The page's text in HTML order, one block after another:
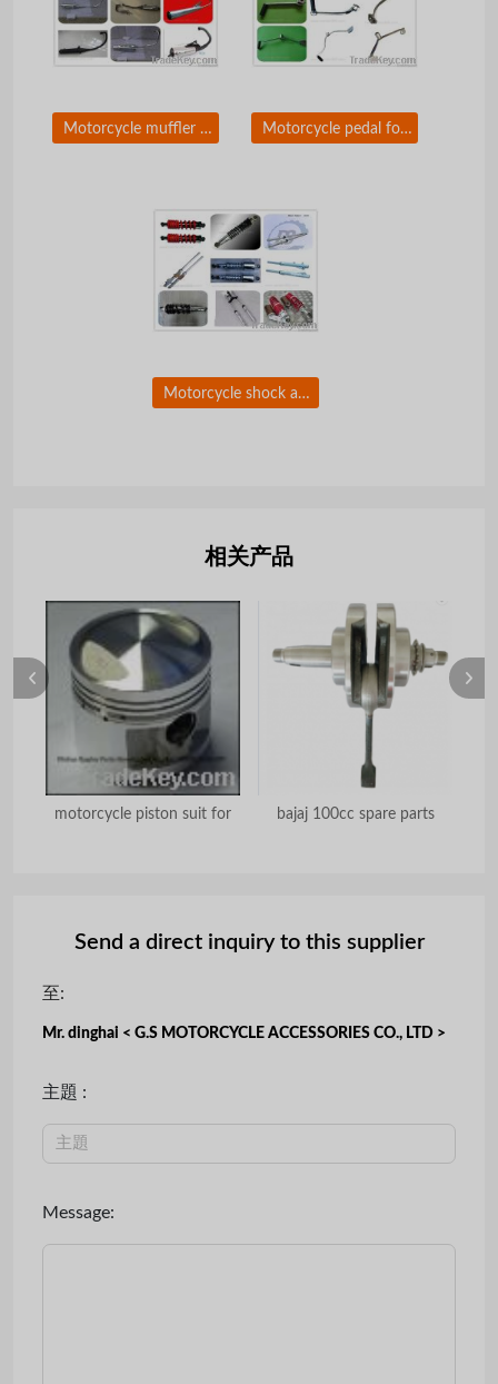
Motorcycle muffler for Honda Yamaha Bajaj Motorcycle pedal for Honda Yamaha Bajaj
Motorcycle shock absorber for Honda Yamaha Bajaj
相关产品
motorcycle piston suit for bajaj 100cc spare parts
Send a direct inquiry to this supplier
至:
Mr. dinghai < G.S MOTORCYCLE ACCESSORIES CO., LTD >
主題 :
Message: